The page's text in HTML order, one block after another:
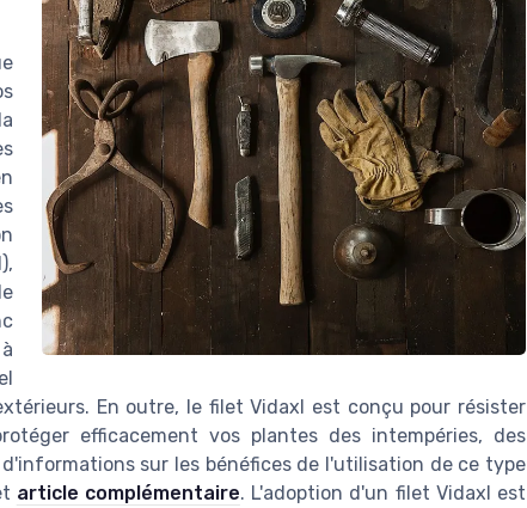
En outre, le filet Vidaxl est conçu pour résister
efficacement vos plantes des intempéries, des
sur les bénéfices de l'utilisation de ce type
article complémentaire. L'adoption d'un filet Vidaxl est